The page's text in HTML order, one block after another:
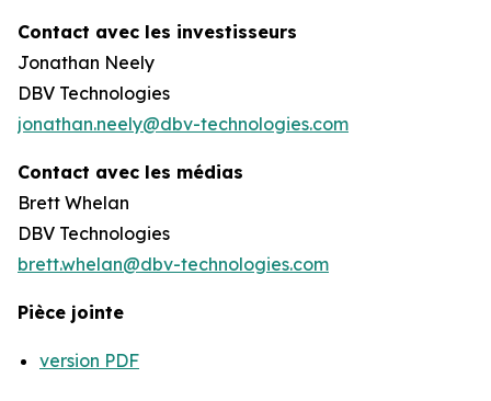
Contact avec les investisseurs
Jonathan Neely
DBV Technologies
jonathan.neely@dbv-technologies.com
Contact avec les médias
Brett Whelan
DBV Technologies
brett.whelan@dbv-technologies.com
Pièce jointe
version PDF